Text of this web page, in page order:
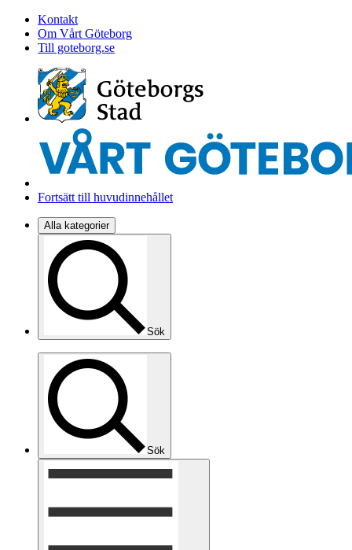
Kontakt
Om Vårt Göteborg
Till goteborg.se
Fortsätt till huvudinnehållet
Alla kategorier
Sök
Sök